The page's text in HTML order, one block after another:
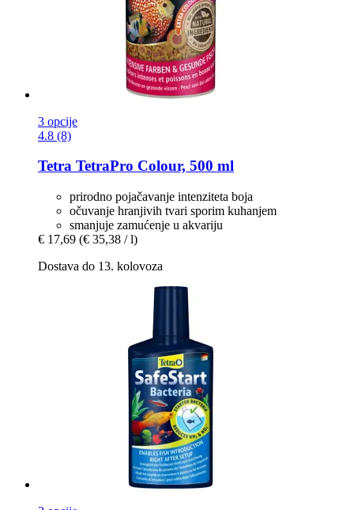
3 opcije
4.8 (8)
Tetra TetraPro Colour, 500 ml
prirodno pojačavanje intenziteta boja
očuvanje hranjivih tvari sporim kuhanjem
smanjuje zamućenje u akvariju
€ 17,69 (€ 35,38 / l)
Dostava do 13. kolovoza